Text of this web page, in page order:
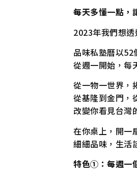
每天多懂一點，
2023年我們想
品味私塾曆以52
從週一開始，每
從一物一世界，
從基隆到金門，
改變你看見台灣
在你桌上，開一
細細品味，生活
特色①：每週一